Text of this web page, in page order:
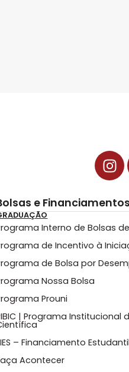
e Financiamentos
Interno de Bolsas
de Incentivo à
de Bolsa por
Nossa Bolsa
Prouni
| Programa Institucional
– Financiamento Estudantil
Acontecer